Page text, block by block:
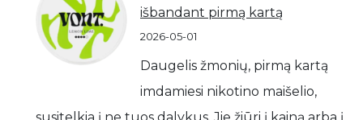
išbandant pirmą kartą
2026-05-01
Daugelis žmonių, pirmą kartą
imdamiesi nikotino maišelio,